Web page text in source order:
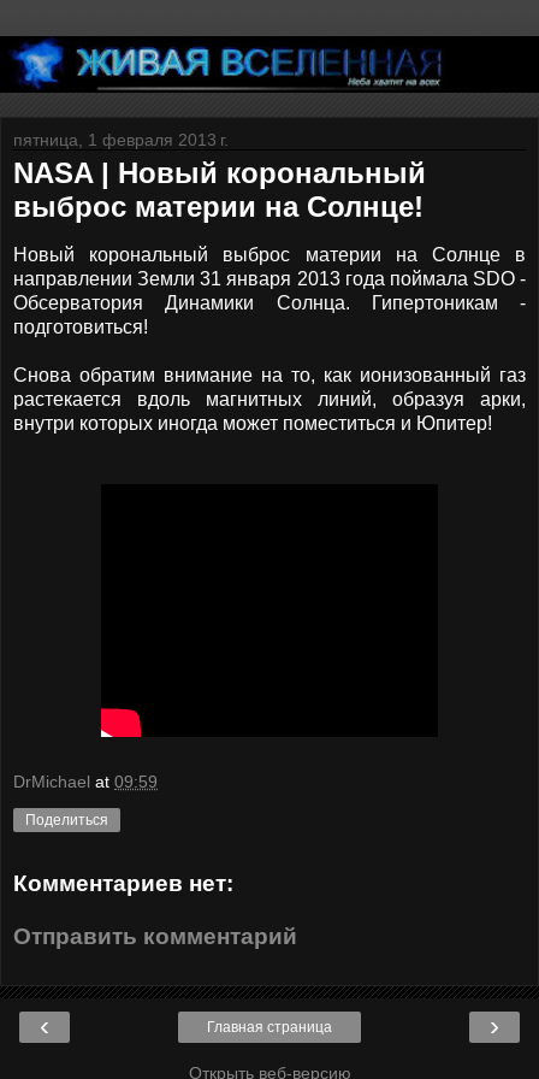
пятница, 1 февраля 2013 г.
NASA | Новый корональный
выброс материи на Солнце!
Новый корональный выброс материи на Солнце в
направлении Земли 31 января 2013 года поймала SDO -
Обсерватория Динамики Солнца. Гипертоникам -
подготовиться!
Снова обратим внимание на то, как ионизованный газ
растекается вдоль магнитных линий, образуя арки,
внутри которых иногда может поместиться и Юпитер!
DrMichael at 09:59
Поделиться
Комментариев нет:
Отправить комментарий
‹ ›
Главная страница
Открыть веб-версию